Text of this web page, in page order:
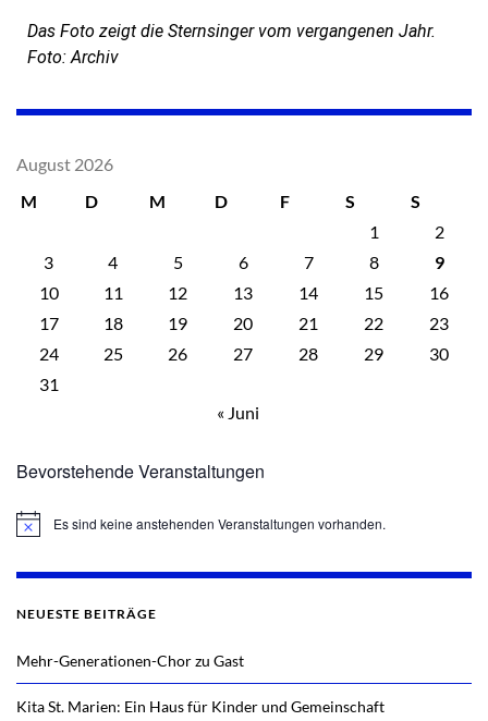
Das Foto zeigt die Sternsinger vom vergangenen Jahr.
Foto: Archiv
August 2026
M
D M D F S
S
1
2
3
4 5 6 7 8
9
10
11 12 13 14 15
16
17
18 19 20 21 22
23
24
25 26 27 28 29
30
31
« Juni
Bevorstehende Veranstaltungen
HinweisEs sind keine anstehenden Veranstaltungen vorhanden.
NEUESTE BEITRÄGE
Mehr-Generationen-Chor zu Gast
Kita St. Marien: Ein Haus für Kinder und Gemeinschaft